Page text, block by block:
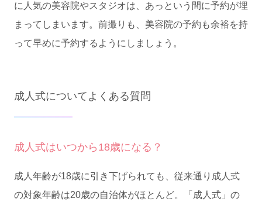
に人気の美容院やスタジオは、あっという間に予約が埋
まってしまいます。前撮りも、美容院の予約も余裕を持
って早めに予約するようにしましょう。
成人式についてよくある質問
成人式はいつから18歳になる？
成人年齢が18歳に引き下げられても、従来通り成人式
の対象年齢は20歳の自治体がほとんど。「成人式」の